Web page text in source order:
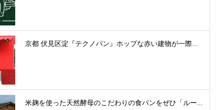
京都 伏見区淀『テクノパン』ホップな赤い建物が一際...
米麹を使った天然酵母のこだわりの食パンをぜひ「ルー...